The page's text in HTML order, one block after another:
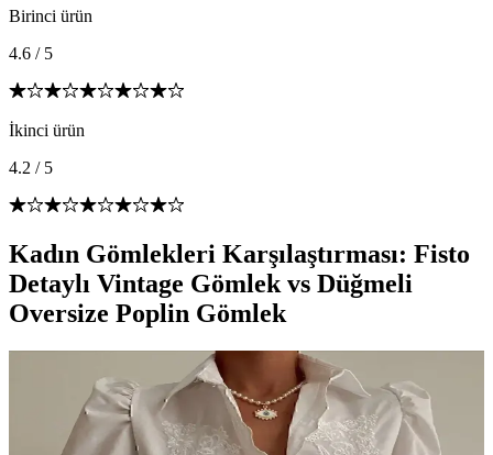
Birinci ürün
4.6 / 5
İkinci ürün
4.2 / 5
Kadın Gömlekleri Karşılaştırması: Fisto
Detaylı Vintage Gömlek vs Düğmeli
Oversize Poplin Gömlek